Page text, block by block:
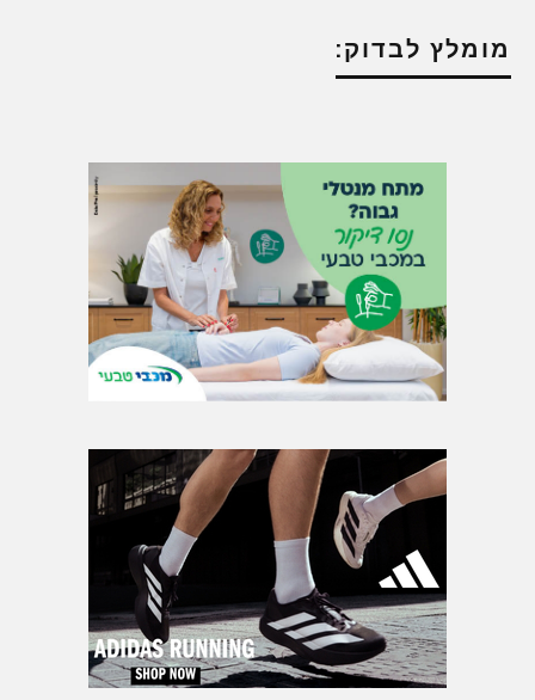
מומלץ לבדוק: